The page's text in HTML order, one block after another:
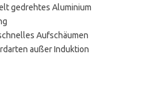
gedrehtes Aluminium
Aufschäumen
außer Induktion